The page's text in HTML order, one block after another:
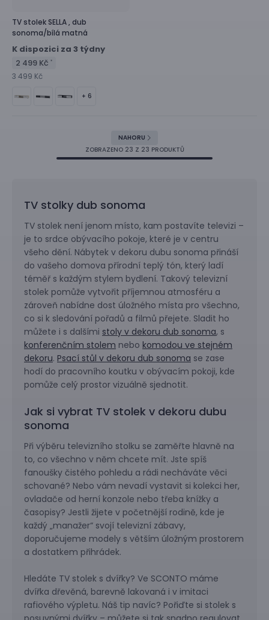
TV stolekSELLA , dub
sonoma/bílá matná
K dispozici za 3 týdny
2 499 Kč *
3 499 Kč
+ 6
NAHORU
ZOBRAZENO 23 Z 23 PRODUKTŮ
TV stolky dub sonoma
TV stolek není jenom místo, kam postavíte televizi –
je to srdce obývacího pokoje, které je v centru
všeho dění. Nábytek v dekoru dubu sonoma přináší
do vašeho domova přírodní teplý tón, který ladí
téměř s každým stylem bydlení. Takový televizní
stolek pomůže vytvořit příjemnou atmosféru a
zároveň nabídne dost úložného místa pro všechno,
co si k sledování pořadů a filmů přejete. Sladit ho
můžete i s dalšími stoly v dekoru dub sonoma, s
konferenčním stolem nebo komodou ve stejném
dekoru. Psací stůl v dekoru dub sonoma se zase
hodí do pracovního koutku v obývacím pokoji, kde
pomůže celý prostor vizuálně sjednotit.
Jak si vybrat TV stolek v dekoru dubu
sonoma
Při výběru televizního stolku se zaměřte hlavně na
to, co všechno v něm chcete mít. Jste spíš
fanoušky čistého pohledu a rádi necháváte věci
schované? Nebo vám nevadí vystavit si kolekci her,
ovladače od herní konzole nebo třeba knížky a
časopisy? Jestli žijete v početnější rodině, kde je
každý „manažer“ svojí televizní zábavy,
doporučujeme modely s větším úložným prostorem
a dostatkem přihrádek.
Hledáte TV stolek s dvířky? Ve SCONTO máme
dvířka dřevěná, barevně lakovaná i v imitaci
rafiového výpletu. Náš tip navíc? Pořiďte si stolek s